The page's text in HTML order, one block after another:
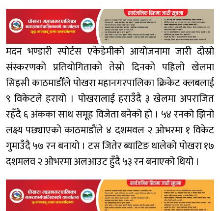
मदन भण्डारी स्पोर्टस एकेडेमीको आयोजनामा जारी दोस्रो
संस्करणको प्रतियोगिताको तेस्रो दिनको पहिलो खेलमा
सिइसी काठमाडौँले पोखरा महानगरपालिका क्रिकेट क्लबलाई
९ विकेटले हरायो । पोखरालाई हराउँदै ३ खेलमा अपराजित
रहँदै ६ अंकका साथ समूह विजेता बनेको हो । ५४ रनको झिनो
लक्ष्य पछ्याएको काठमाडौंले ४ दशमवल २ ओभरमा १ विकेट
गुमाउँदै ५७ रन बनायो । टस जितेर ब्याटिङ थालेको पोखरा १७
दशमलव २ ओभरमा अलआउट हुँदै ५३ रन बनाएको थियो ।